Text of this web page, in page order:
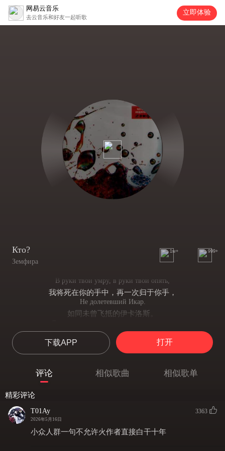
网易云音乐
去云音乐和好友一起听歌
立即体验
Кто?
Земфира
1w+ 999+
В руки твои умру, в руки твои опять,
我将死在你的手中，再一次归于你手，
Не долетевший Икар.
如同未曾飞抵的伊卡洛斯。
是啊，气力终有尽时，是啊，未曾如我所愿，
Что-нибудь, кроме гитар.
除了吉他，别无他物。
是谁在清晨为你指出星辰？
Я, я всегда буду за тобой.
下载APP 打开
评论 相似歌曲 相似歌单
精彩评论
T01Ay
2026年5月16日
3363
小众人群一句不允许火作者直接白干十年